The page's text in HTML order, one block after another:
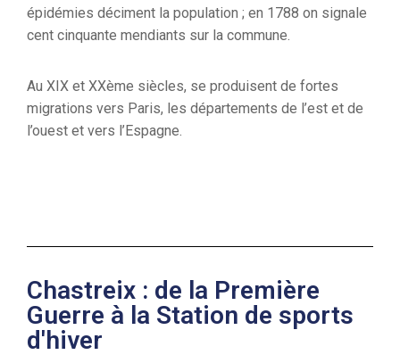
épidémies déciment la population ; en 1788 on signale
cent cinquante mendiants sur la commune.
Au XIX et XXème siècles, se produisent de fortes
migrations vers Paris, les départements de l’est et de
l’ouest et vers l’Espagne.
Chastreix : de la Première
Guerre à la Station de sports
d'hiver